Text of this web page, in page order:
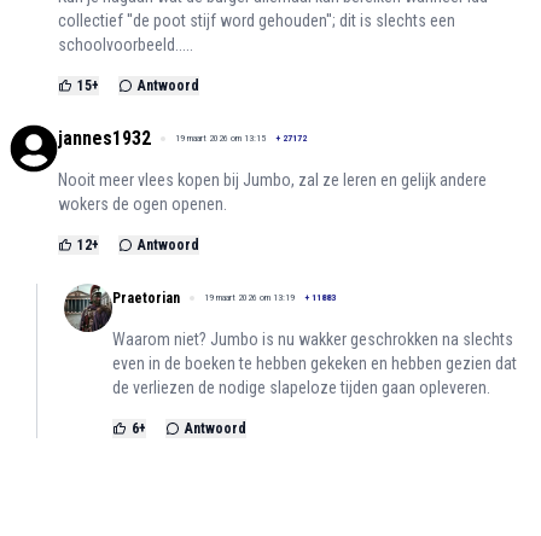
collectief ''de poot stijf word gehouden''; dit is slechts een
schoolvoorbeeld.....
15+ Antwoord
jannes1932 19 maart 2026 om 13:15 + 27172
Nooit meer vlees kopen bij Jumbo, zal ze leren en gelijk andere
wokers de ogen openen.
12+ Antwoord
Praetorian 19 maart 2026 om 13:19 + 11883
Waarom niet? Jumbo is nu wakker geschrokken na slechts
even in de boeken te hebben gekeken en hebben gezien dat
de verliezen de nodige slapeloze tijden gaan opleveren.
6+ Antwoord